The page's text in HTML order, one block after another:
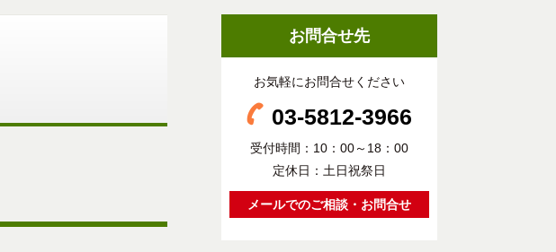
お問合せ先
お気軽にお問合せください
03-5812-3966
受付時間：10：00～18：00
定休日：土日祝祭日
メールでのご相談・お問合せ